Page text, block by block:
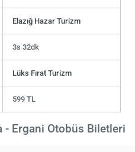
Elazığ Hazar Turizm
3s 32dk
Lüks Fırat Turizm
599 TL
- Ergani Otobüs Biletleri